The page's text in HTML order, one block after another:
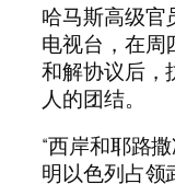
哈马斯高级官
电视台，在周
和解协议后，
人的团结。
“西岸和耶路
明以色列占领